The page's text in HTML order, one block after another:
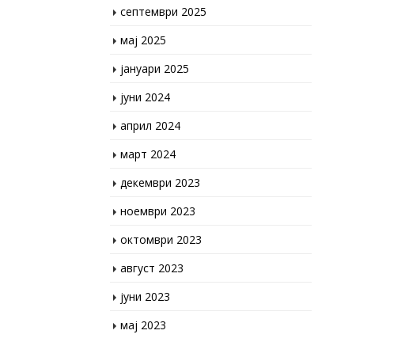
мај 2025
јануари 2025
јуни 2024
април 2024
март 2024
декември 2023
ноември 2023
октомври 2023
август 2023
јуни 2023
мај 2023
март 2023